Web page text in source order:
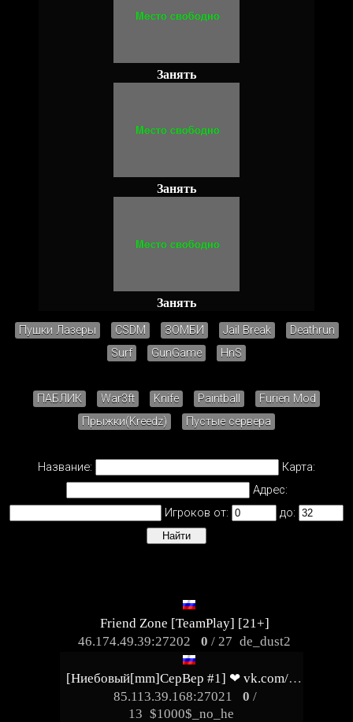
Занять
Занять
Занять
Пушки Лазеры CSDM ЗОМБИ Jail Break
Deathrun
Surf
GunGame HnS
ПАБЛИК War3ft Knife Paintball
Furien Mod
Прыжки(Kreedz)
Пустые сервера
Название:
Карта:
Адрес:
Игроков от:
до:
Friend Zone [TeamPlay] [21+]
46.174.49.39:27202
0 / 27 de_dust2
[Ниебовый[mm]CepBep #1] ❤ vk.com/nu_serv
85.113.39.168:27021
0 /
13 $1000$_no_he